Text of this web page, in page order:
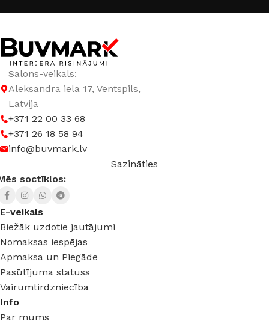
Salons-veikals:
Aleksandra iela 17, Ventspils,
Latvija
+371 22 00 33 68
+371 26 18 58 94
info@buvmark.lv
Sazināties
soctīklos:
E-veikals
Biežāk uzdotie jautājumi
Nomaksas iespējas
Apmaksa un Piegāde
Pasūtījuma statuss
Vairumtirdzniecība
Info
Par mums